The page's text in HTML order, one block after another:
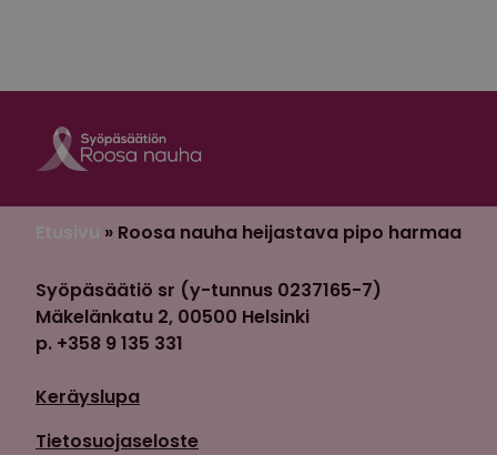
» Roosa nauha heijastava pipo harmaa
Syöpäsäätiö sr (y-tunnus 0237165-7)
Mäkelänkatu 2, 00500 Helsinki
p. +358 9 135 331
Keräyslupa
Tietosuojaseloste